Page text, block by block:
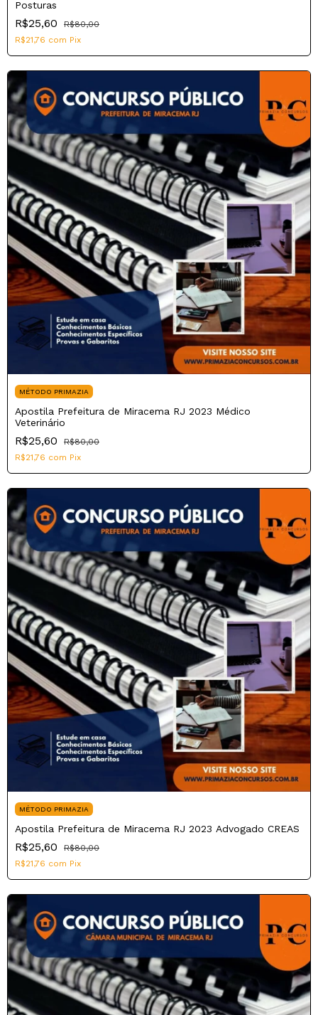
Posturas
R$25,60
R$80,00
R$21,76 com Pix
MÉTODO PRIMAZIA
Apostila Prefeitura de Miracema RJ 2023 Médico
Veterinário
R$25,60
R$80,00
R$21,76 com Pix
MÉTODO PRIMAZIA
Apostila Prefeitura de Miracema RJ 2023 Advogado CREAS
R$25,60
R$80,00
R$21,76 com Pix